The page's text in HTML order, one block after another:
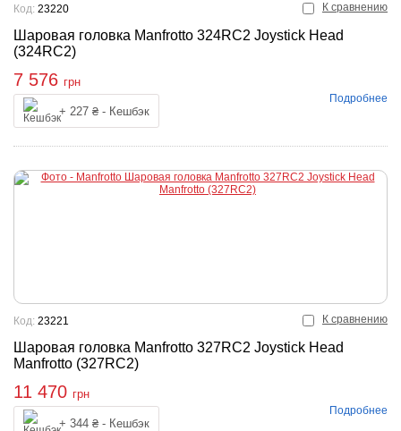
К сравнению
Шаровая головка Manfrotto 324RC2 Joystick Head
(324RC2)
Код: 23220
7 576 грн
+ 227 ₴ - Кешбэк
Подробнее
К сравнению
Шаровая головка Manfrotto 327RC2 Joystick Head
Manfrotto (327RC2)
Код: 23221
11 470 грн
+ 344 ₴ - Кешбэк
Подробнее